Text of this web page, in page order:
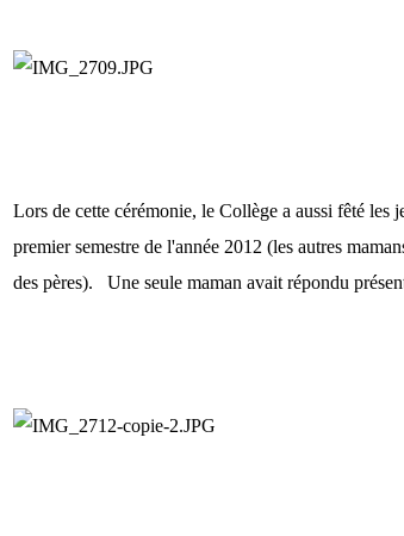
Lors de cette cérémonie, le Collège a aussi fêté les
premier semestre de l'année 2012 (les autres
des pères). Une seule maman avait répondu